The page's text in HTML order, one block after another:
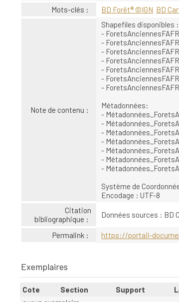
Mots-clés :
BD Forêt® ©IGN BD
Note de contenu :
Shapefiles disponibles :
-
-
-
-
-
-
-
Métadonnées:
-
-
-
-
-
-
-
Système de
Encodage : UTF-8
Citation
bibliographique :
Données sources : BD
Permalink : https://portail-
Exemplaires
Cote Section Support